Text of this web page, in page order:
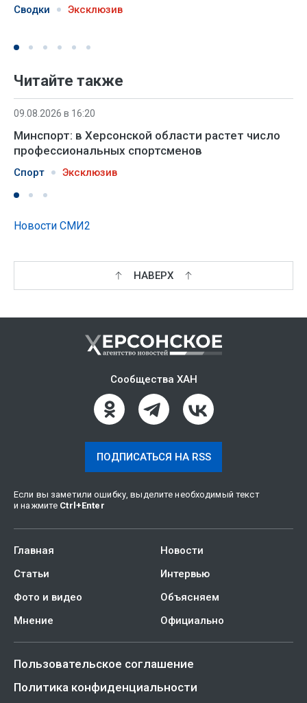
Сводки Эксклюзив
Читайте также
09.08.2026 в 16:20
Минспорт: в Херсонской области растет число
профессиональных спортсменов
Спорт Эксклюзив
Новости СМИ2
НАВЕРХ
Сообщества ХАН
ПОДПИСАТЬСЯ НА RSS
Если вы заметили ошибку, выделите необходимый текст
и нажмите Ctrl +Enter
Главная
Новости
Статьи
Интервью
Фото и видео
Объясняем
Мнение
Официально
Пользовательское соглашение
Политика конфиденциальности